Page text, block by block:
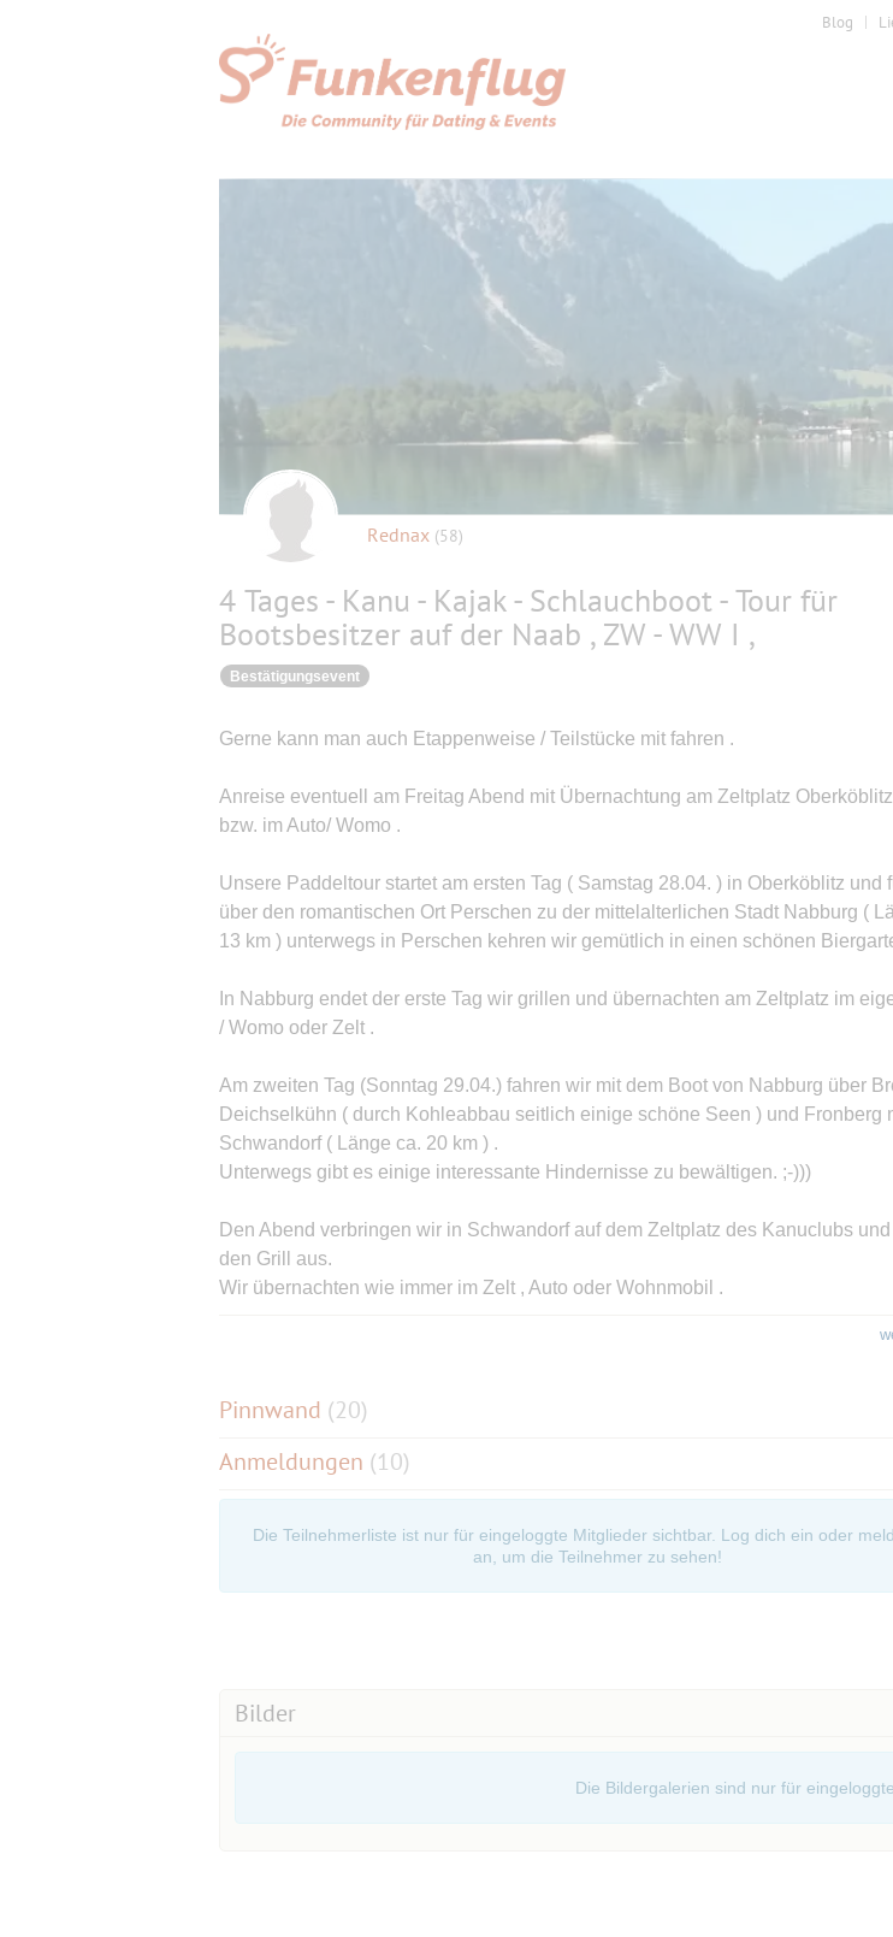
Blog
Rednax (58)
4 Tages - Kanu - Kajak - Schlauchboot - Tour für
Bootsbesitzer auf der Naab , ZW - WW I ,
Bestätigungsevent
Gerne kann man auch Etappenweise / Teilstücke mit fahren .
Anreise eventuell am Freitag Abend mit Übernachtung am Zeltplatz
bzw. im Auto/ Womo .
Unsere Paddeltour startet am ersten Tag ( Samstag 28.04. ) in Oberköblitz und
über den romantischen Ort Perschen zu der mittelalterlichen Stadt Nabburg (
13 km ) unterwegs in Perschen kehren wir gemütlich in einen schönen
In Nabburg endet der erste Tag wir grillen und übernachten am Zeltplatz im
/ Womo oder Zelt .
Am zweiten Tag (Sonntag 29.04.) fahren wir mit dem Boot von Nabburg über
Deichselkühn ( durch Kohleabbau seitlich einige schöne Seen ) und Fronberg
Schwandorf ( Länge ca. 20 km ) .
Unterwegs gibt es einige interessante Hindernisse zu bewältigen. ;-)))
Den Abend verbringen wir in Schwandorf auf dem Zeltplatz des Kanuclubs
den Grill aus.
Wir übernachten wie immer im Zelt , Auto oder Wohnmobil .
Montag ( 30.04. ) paddeln wir von Schwandorf über Naabeck (mit Schloß und
km ) mit Brotzeit unterwegs
Den Abend verbringen wir am Flußcampingplatz Kunstdorf oder beim
Am Dienstag ( 01.05. ) fahren wir von Teublitz - Saltendorf über Burglängenfeld
Pinnwand (20)
Anmeldungen (10)
Die Teilnehmerliste ist nur für eingeloggte Mitglieder sichtbar. Log dich ein oder
an, um die Teilnehmer zu sehen!
Bilder
Die Bildergalerien sind nur für